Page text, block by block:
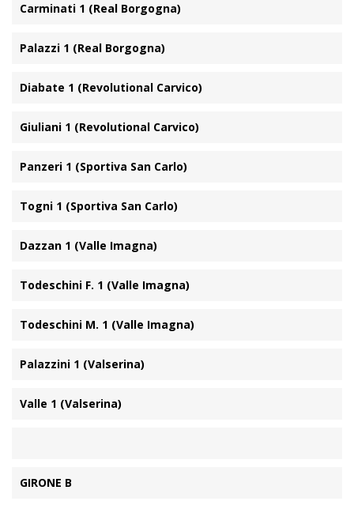
Carminati 1 (Real Borgogna)
Palazzi 1 (Real Borgogna)
Diabate 1 (Revolutional Carvico)
Giuliani 1 (Revolutional Carvico)
Panzeri 1 (Sportiva San Carlo)
Togni 1 (Sportiva San Carlo)
Dazzan 1 (Valle Imagna)
Todeschini F. 1 (Valle Imagna)
Todeschini M. 1 (Valle Imagna)
Palazzini 1 (Valserina)
Valle 1 (Valserina)
GIRONE B